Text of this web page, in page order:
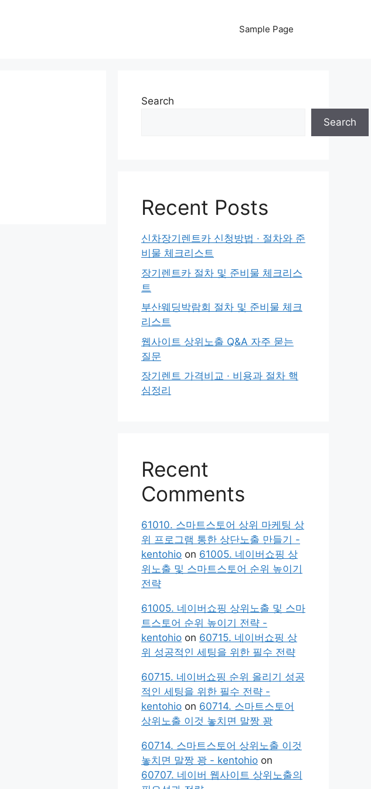
Sample Page
Search
Search
Recent Posts
신차장기렌트카 신청방법 · 절차와 준
비물 체크리스트
장기렌트카 절차 및 준비물 체크리스
트
부산웨딩박람회 절차 및 준비물 체크
리스트
웹사이트 상위노출 Q&A 자주 묻는
질문
장기렌트 가격비교 · 비용과 절차 핵
심정리
Recent
Comments
61010. 스마트스토어 상위 마케팅 상
위 프로그램 통한 상단노출 만들기 -
kentohio on 61005. 네이버쇼핑 상
위노출 및 스마트스토어 순위 높이기
전략
61005. 네이버쇼핑 상위노출 및 스마
트스토어 순위 높이기 전략 -
kentohio on 60715. 네이버쇼핑 상
위 성공적인 세팅을 위한 필수 전략
60715. 네이버쇼핑 순위 올리기 성공
적인 세팅을 위한 필수 전략 -
kentohio on 60714. 스마트스토어
상위노출 이것 놓치면 말짱 꽝
60714. 스마트스토어 상위노출 이것
놓치면 말짱 꽝 - kentohio on
60707. 네이버 웹사이트 상위노출의